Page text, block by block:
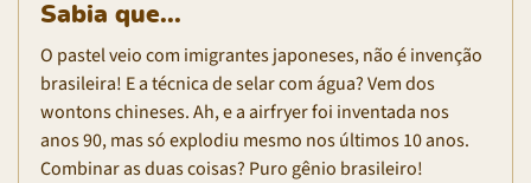
Sabia que...
O pastel veio com imigrantes japoneses, não é invenção
brasileira! E a técnica de selar com água? Vem dos
wontons chineses. Ah, e a airfryer foi inventada nos
anos 90, mas só explodiu mesmo nos últimos 10 anos.
Combinar as duas coisas? Puro gênio brasileiro!